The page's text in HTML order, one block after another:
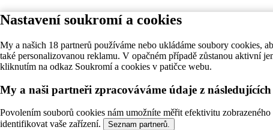
Nastavení soukromí a cookies
My a našich 18 partnerů používáme nebo ukládáme soubory cookies,
také personalizovanou reklamu. V opačném případě zůstanou aktivní
kliknutím na odkaz Soukromí a cookies v patičce webu.
My a naši partneři zpracováváme údaje z
Povolením souborů cookies nám umožníte měřit efektivitu
identifikovat vaše zařízení.
Seznam partnerů.